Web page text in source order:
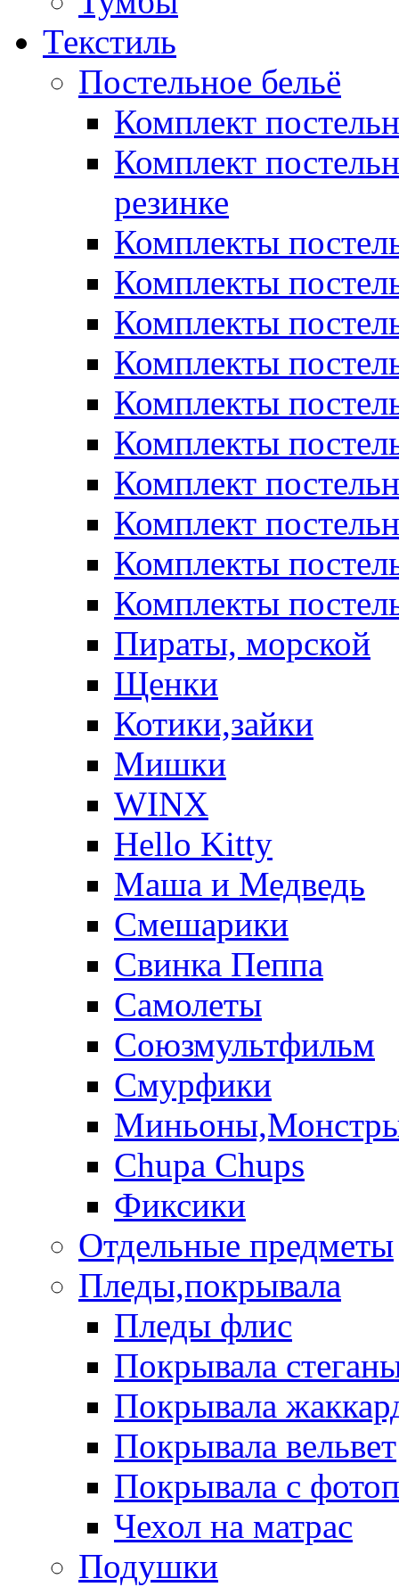
Текстиль
Постельное бельё
Комплект
Комплект
резинке
Комплекты
Комплекты
Комплекты
Комплекты
Комплекты
Комплекты
Комплект
Комплект
Комплекты
Комплекты
Пираты, морской
Щенки
Котики,зайки
Мишки
WINX
Hello Kitty
Маша и Медведь
Смешарики
Свинка Пеппа
Самолеты
Союзмультфильм
Смурфики
Chupa Chups
Фиксики
Отдельные предметы
Пледы,покрывала
Пледы флис
Покрывала
Покрывала
Покрывала вельвет
Покрывала с
Чехол на матрас
Подушки